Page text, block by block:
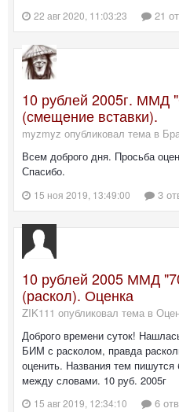
22 авг 2020, 11:03:23 21
10 рублей 2005г. ММД
(смещение вставки).
myzmyz опубликовал тема в
Всем доброго дня. Просьба
Спасибо.
15 ноя 2019, 13:49:00 3
10 рублей 2005 ММД
(раскол). Оценка
ZIK111 опубликовал тема в
Доброго времени суток!
БИМ с расколом, правда
оценить. Названия тем
между словами. 10 руб. 2005г
15 авг 2019, 12:34:10 6